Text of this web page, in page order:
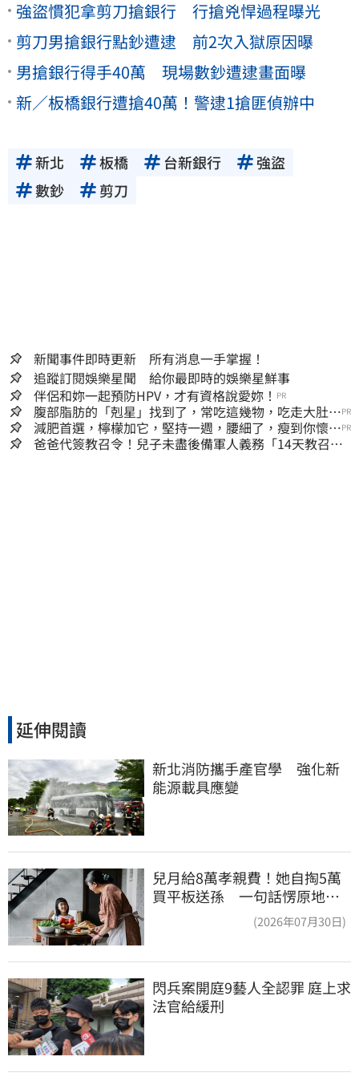
強盜慣犯拿剪刀搶銀行 行搶兇悍過程曝光
剪刀男搶銀行點鈔遭逮 前2次入獄原因曝
男搶銀行得手40萬 現場數鈔遭逮畫面曝
新／板橋銀行遭搶40萬！警逮1搶匪偵辦中
新北 板橋 台新銀行
強盜
數鈔
剪刀
新聞事件即時更新 所有消息一手掌握！
追蹤訂閱娛樂星聞 給你最即時的娛樂星鮮事
伴侶和妳一起預防HPV，才有資格說愛妳！ PR
腹部脂肪的「剋星」找到了，常吃這幾物，吃走大肚
囊，瘦出小蠻腰
PR
減肥首選，檸檬加它，堅持一週，腰細了，瘦到你懷疑
人生
PR
爸爸代簽教召令！兒子未盡後備軍人義務「14天教召不
延伸閱讀
新北消防攜手產官學　強化新
能源載具應變
兒月給8萬孝親費！她自掏5萬
買平板送孫 一句話愣原地
(2026年07月30日)
閃兵案開庭9藝人全認罪 庭上求
法官給緩刑